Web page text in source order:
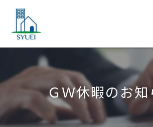
ＧＷ休暇のお知